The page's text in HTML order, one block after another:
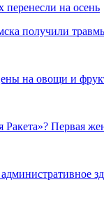
на осень
получили
на овощи и
Первая